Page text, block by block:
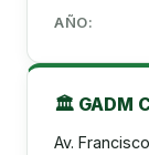
AÑO:
🏛️ GADM
Av.